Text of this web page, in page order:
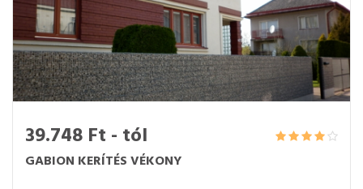
39.748 Ft - tól
GABION KERÍTÉS VÉKONY